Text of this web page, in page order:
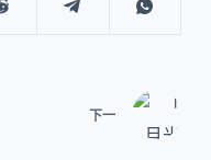
下一